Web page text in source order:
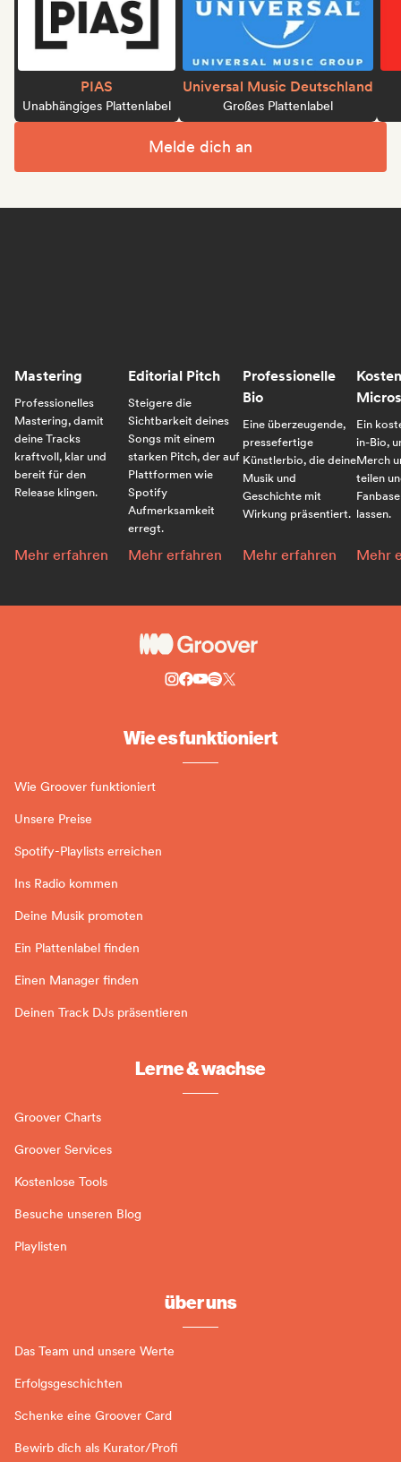
PIAS
Unabhängiges Plattenlabel
Universal Music Deutschland
Großes Plattenlabel
Melde dich an
Mastering
Professionelles
Mastering, damit
deine Tracks
kraftvoll, klar und
bereit für den
Release klingen.
Mastering:
Mehr erfahren
Editorial Pitch
Steigere die
Sichtbarkeit deines
Songs mit einem
starken Pitch, der auf
Plattformen wie
Spotify
Aufmerksamkeit
erregt.
Editorial Pitch:
Mehr erfahren
Professionelle
Bio
Eine überzeugende,
pressefertige
Künstlerbio, die deine
Musik und
Geschichte mit
Wirkung präsentiert.
Professionelle Bio:
Mehr erfahren
Ein
in-Bio,
Merch
teilen
lassen.
Mehr
Wie es funktioniert
Wie Groover funktioniert
Unsere Preise
Spotify-Playlists erreichen
Ins Radio kommen
Deine Musik promoten
Ein Plattenlabel finden
Einen Manager finden
Deinen Track DJs präsentieren
Lerne & wachse
Groover Charts
Groover Services
Kostenlose Tools
Besuche unseren Blog
Playlisten
über uns
Das Team und unsere Werte
Erfolgsgeschichten
Schenke eine Groover Card
Bewirb dich als Kurator/Profi